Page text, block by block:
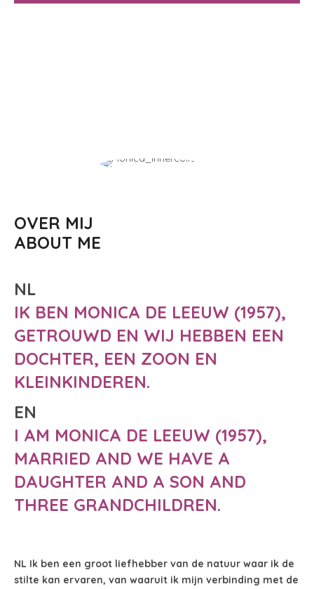
OVER MIJ
ABOUT ME
NL
IK BEN MONICA DE LEEUW (1957),
GETROUWD EN WIJ HEBBEN EEN
DOCHTER, EEN ZOON EN
KLEINKINDEREN.
EN
I AM MONICA DE LEEUW (1957),
MARRIED AND WE HAVE A
DAUGHTER AND A SON AND
THREE GRANDCHILDREN.
NL Ik ben een groot liefhebber van de natuur waar ik de
stilte kan ervaren, van waaruit ik mijn verbinding met de